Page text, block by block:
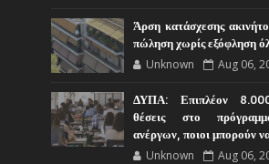
Άρση κατάσχεσης
πώληση χωρίς εξόφληση
Unknown Aug 06,
ΔΥΠΑ: Επιπλέον 8.000
θέσεις στο
ανέργων, ποιοι μπορούν
Unknown Aug 06,